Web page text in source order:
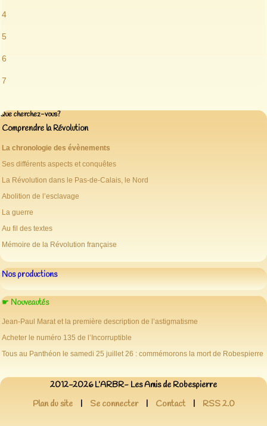
4
5
6
7
Que cherchez-vous?
Comprendre la Révolution
La chronologie des évènements
Ses différents aspects et conquêtes
La Révolution dans le Pas-de-Calais, le Nord
Abolition de l’esclavage
La guerre
Au fil des textes
Mémoire de la Révolution française
Nos productions
☛ Nouveautés
Jean-Paul Marat et la première description de l’astigmatisme
Acheter le numéro 135 de l’Incorruptible
Tous au Panthéon le samedi 25 juillet 26 : commémorons la mort de Robespierre
2012-2026 L’ARBR- Les Amis de Robespierre
Plan du site
| Se connecter | Contact | RSS 2.0